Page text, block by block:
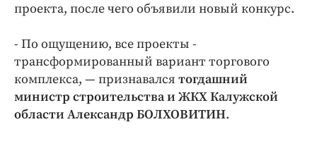
проекта, после чего объявили новый конкурс.
- По ощущению, все проекты -
трансформированный вариант торгового
комплекса, — признавался тогдашний
министр строительства и ЖКХ Калужской
области Александр БОЛХОВИТИН.